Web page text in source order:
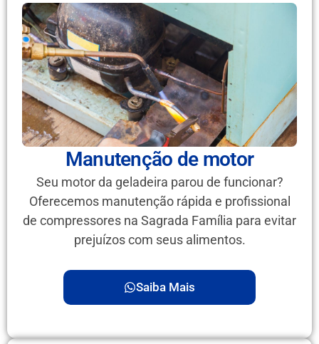
Manutenção de motor
Seu motor da geladeira parou de funcionar?
Oferecemos manutenção rápida e profissional
de compressores na Sagrada Família para evitar
prejuízos com seus alimentos.
Saiba Mais